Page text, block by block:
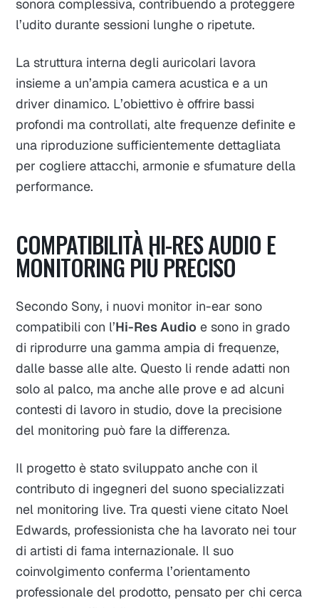
sonora complessiva, contribuendo a proteggere
l’udito durante sessioni lunghe o ripetute.
La struttura interna degli auricolari lavora
insieme a un’ampia camera acustica e a un
driver dinamico. L’obiettivo è offrire bassi
profondi ma controllati, alte frequenze definite e
una riproduzione sufficientemente dettagliata
per cogliere attacchi, armonie e sfumature della
performance.
COMPATIBILITÀ HI-RES AUDIO E
MONITORING PIÙ PRECISO
Secondo Sony, i nuovi monitor in-ear sono
compatibili con l’Hi-Res Audio e sono in grado
di riprodurre una gamma ampia di frequenze,
dalle basse alle alte. Questo li rende adatti non
solo al palco, ma anche alle prove e ad alcuni
contesti di lavoro in studio, dove la precisione
del monitoring può fare la differenza.
Il progetto è stato sviluppato anche con il
contributo di ingegneri del suono specializzati
nel monitoring live. Tra questi viene citato Noel
Edwards, professionista che ha lavorato nei tour
di artisti di fama internazionale. Il suo
coinvolgimento conferma l’orientamento
professionale del prodotto, pensato per chi cerca